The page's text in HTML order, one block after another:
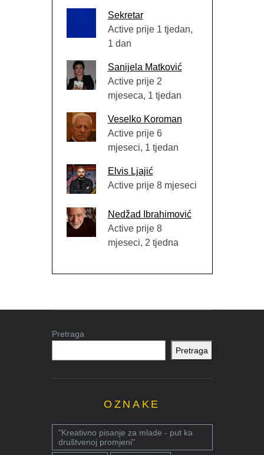
Sekretar
Active prije 1 tjedan,
1 dan
Sanijela Matković
Active prije 2
mjeseca, 1 tjedan
Veselko Koroman
Active prije 6
mjeseci, 1 tjedan
Elvis Ljajić
Active prije 8 mjeseci
Nedžad Ibrahimović
Active prije 8
mjeseci, 2 tjedna
Pretraga
Pretraga
OZNAKE
"Kreativno pisanje za mlade - put ka
društvenoj promjeni"